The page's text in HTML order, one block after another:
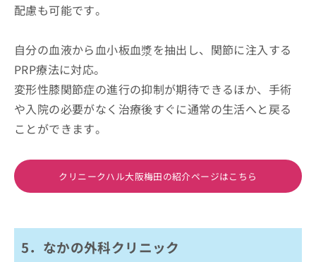
配慮も可能です。
自分の血液から血小板血漿を抽出し、関節に注入する
PRP療法に対応。
変形性膝関節症の進行の抑制が期待できるほか、手術
や入院の必要がなく治療後すぐに通常の生活へと戻る
ことができます。
クリニークハル大阪梅田の紹介ページはこちら
5．なかの外科クリニック